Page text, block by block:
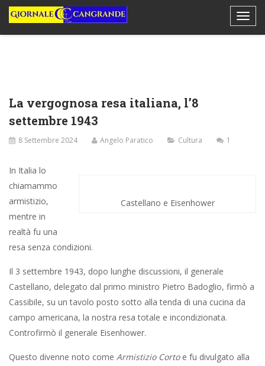
La vergognosa resa italiana, l’8
settembre 1943
8 Settembre 2024 Angelo Paratico Cultura 1
Castellano e Eisenhower
In Italia lo
chiamammo
armistizio,
mentre in
realtà fu una
resa senza condizioni.
Il 3 settembre 1943, dopo lunghe discussioni, il generale
Castellano, delegato dal primo ministro Pietro Badoglio, firmò a
Cassibile, su un tavolo posto sotto alla tenda di una cucina da
campo americana, la nostra resa totale e incondizionata.
Controfirmò il generale Eisenhower.
Questo divenne noto come Armistizio Cortoe fu divulgato alla